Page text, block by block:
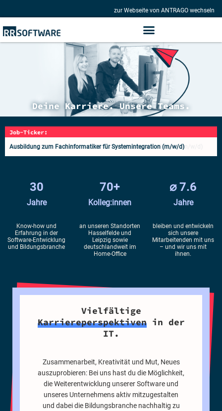
zur Webseite von ANTRAGO wechseln
Deine Karriere. Unsere Teams.
Job-Ticker:
Ausbildung zum Fachinformatiker für Anwendungsentwicklung (m/w/d)
Ausbildung zum Fachinformatiker für Systemintegration (m/w/d)
Jahre
30
Know-how und
Erfahrung in der
Software-Entwicklung
und Bildungsbranche
Kolleg:innen
70+
an unseren Standorten
Hasselfelde und
Leipzig sowie
deutschlandweit im
Home-Office
Jahre
⌀ 7.6
bleiben und entwickeln
sich unsere
Mitarbeitenden mit uns
– und wir uns mit
ihnen.
Vielfältige
Karriereperspektivenin der
IT.
Zusammenarbeit, Kreativität und Mut, Neues
auszuprobieren: Bei uns hast du die Möglichkeit,
die Weiterentwicklung unserer Software und
unseres Unternehmens aktiv mitzugestalten
und dabei die Bildungsbranche nachhaltig zu